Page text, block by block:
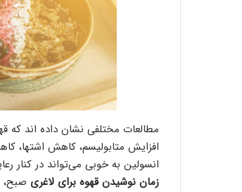
مطالعات مختلفی نشان داده اند که
افزایش متابولیسم، کاهش اشتها،
انسولین به خوبی می‌تواند در کنار
زمان نوشیدن قهوه برای لاغری صبح،